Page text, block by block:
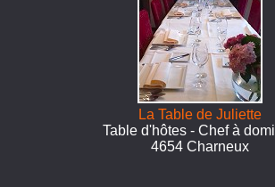
La Table de Juliette
Table d'hôtes - Chef à
4654 Charneux